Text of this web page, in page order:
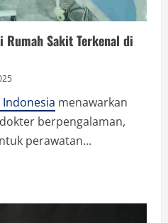
Rumah Sakit Terkenal di
Indonesia menawarkan
berpengalaman,
perawatan...